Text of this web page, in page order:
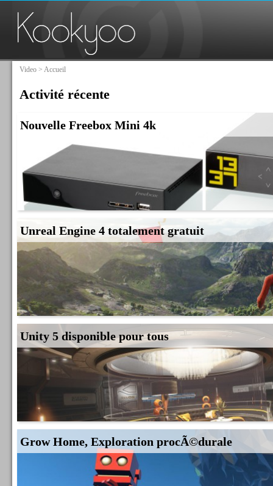
Video> Accueil
Activité récente
Nouvelle Freebox Mini 4k
Unreal Engine 4 totalement gratuit
Unity 5 disponible pour tous
Grow Home, Exploration procÃ©durale